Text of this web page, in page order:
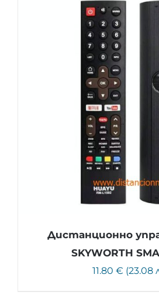
Дистанционно
SKYWORTH
11.80 € (23.08